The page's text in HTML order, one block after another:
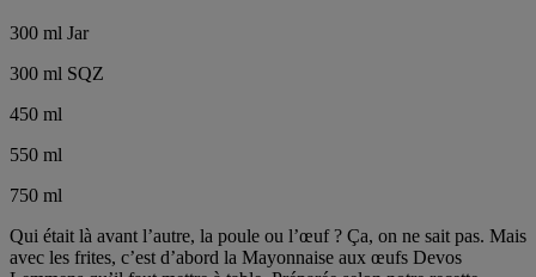
300 ml Jar
300 ml SQZ
450 ml
550 ml
750 ml
Qui était là avant l’autre, la poule ou l’œuf ? Ça, on ne sait pas. Mais
avec les frites, c’est d’abord la Mayonnaise aux œufs Devos